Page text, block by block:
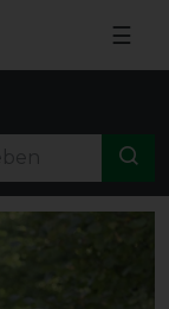
☰